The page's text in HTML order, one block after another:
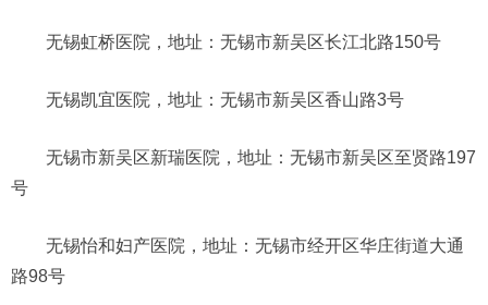
无锡虹桥医院，地址：无锡市新吴区长江北路150号
无锡凯宜医院，地址：无锡市新吴区香山路3号
无锡市新吴区新瑞医院，地址：无锡市新吴区至贤路197
号
无锡怡和妇产医院，地址：无锡市经开区华庄街道大通
路98号